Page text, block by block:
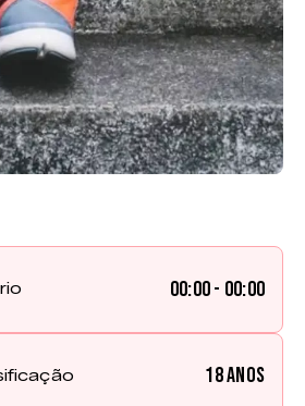
00:00 - 00:00
18 anos